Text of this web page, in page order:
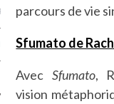
parcours de vie
Sfumato de
Avec Sfumato,
vision